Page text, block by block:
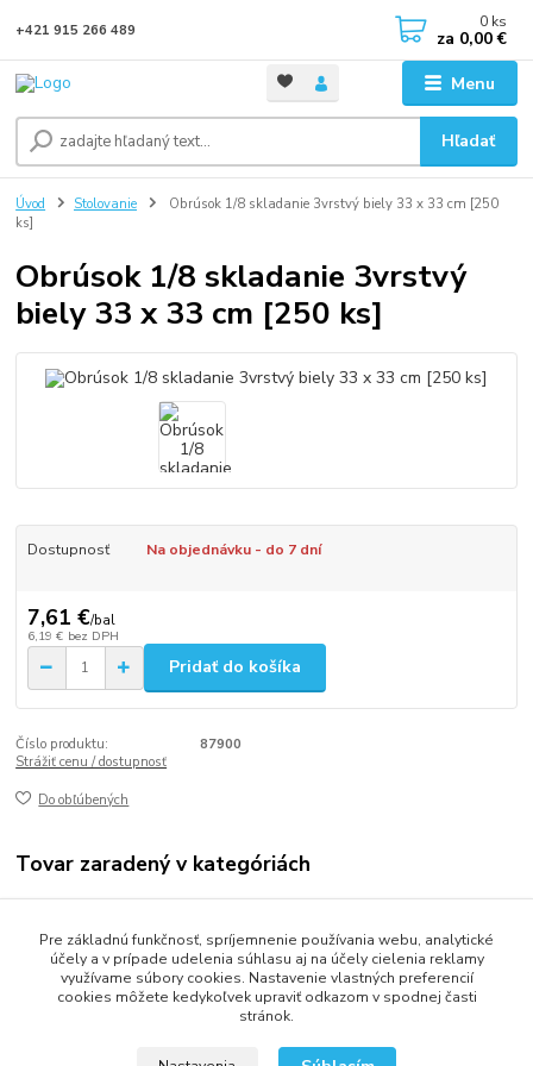
Menu
Hľadať
+421 915 266 489 0 ks
za 0,00 €
Úvod Stolovanie
Obrúsok 1/8 skladanie 3vrstvý biely 33 x 33 cm [250
ks]
Obrúsok 1/8 skladanie 3vrstvý
biely 33 x 33 cm [250 ks]
Dostupnosť Na objednávku - do 7 dní
7,61 €/bal
6,19 € bez DPH
Pridať do košíka
Číslo produktu:
87900
Strážiť cenu / dostupnosť
Do obľúbených
Tovar zaradený v kategóriách
Stolovanie
Obrúsky (servítky)
2013 - 2025 LOVITECH, s.r.o. - Už 12 rokov s Vami...
Pre základnú funkčnosť, spríjemnenie používania webu, analytické
účely a v prípade udelenia súhlasu aj na účely cielenia reklamy
využívame súbory cookies. Nastavenie vlastných preferencií
cookies môžete kedykoľvek upraviť odkazom v spodnej časti
stránok.